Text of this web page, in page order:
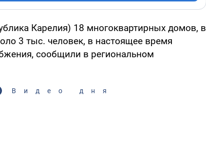
Карелия) 18 многоквартирных домов, в
3 тыс. человек, в настоящее время
сообщили в региональном
Видео дня